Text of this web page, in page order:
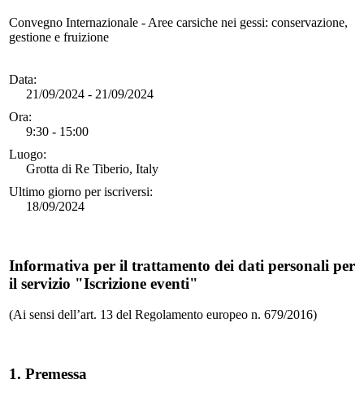
Convegno Internazionale - Aree carsiche nei gessi: conservazione,
gestione e fruizione
Data:
21/09/2024 - 21/09/2024
Ora:
9:30 - 15:00
Luogo:
Grotta di Re Tiberio, Italy
Ultimo giorno per iscriversi:
18/09/2024
Informativa per il trattamento dei dati personali per
il servizio "Iscrizione eventi"
(Ai sensi dell’art. 13 del Regolamento europeo n. 679/2016)
1. Premessa